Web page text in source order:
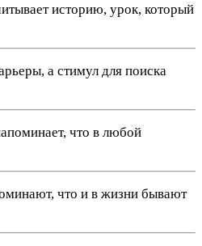
историю, урок, который
а стимул для поиска
что в любой
что и в жизни бывают